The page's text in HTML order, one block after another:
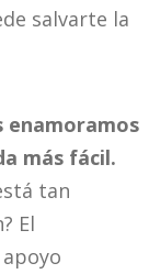
salvarte la
enamoramos
más fácil.
tan
El